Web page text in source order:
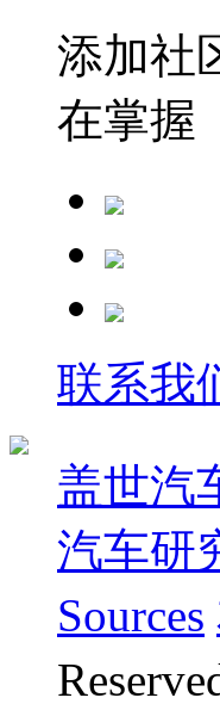
添加社
在掌握
联系我
盖世汽
汽车研
Sources